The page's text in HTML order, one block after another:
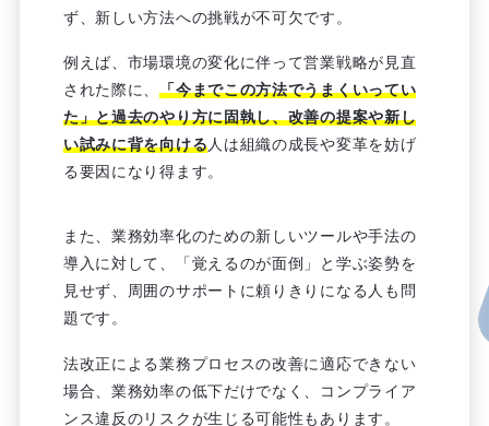
ず、新しい方法への挑戦が不可欠です。
例えば、市場環境の変化に伴って営業戦略が見直
された際に、「今までこの方法でうまくいってい
た」と過去のやり方に固執し、改善の提案や新し
い試みに背を向ける人は組織の成長や変革を妨げ
る要因になり得ます。
また、業務効率化のための新しいツールや手法の
導入に対して、「覚えるのが面倒」と学ぶ姿勢を
見せず、周囲のサポートに頼りきりになる人も問
題です。
法改正による業務プロセスの改善に適応できない
場合、業務効率の低下だけでなく、コンプライア
ンス違反のリスクが生じる可能性もあります。